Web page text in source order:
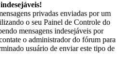
privadas enviadas por um
o seu Painel de Controle do
mensagens indesejáveis por
o administrador do fórum para
usuário de enviar este tipo de